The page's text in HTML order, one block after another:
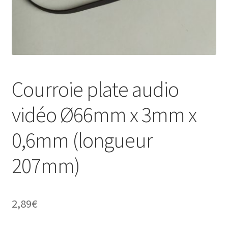
Courroie plate audio
vidéo Ø66mm x 3mm x
0,6mm (longueur
207mm)
2,89€